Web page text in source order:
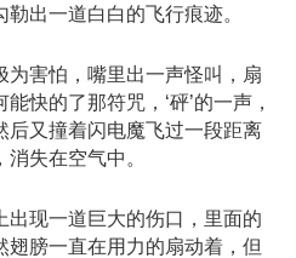
出一道白白的飞行痕迹。
害怕，嘴里出一声怪叫，扇
快的了那符咒，‘砰’的一声，
后又撞着闪电魔飞过一段距离
失在空气中。
现一道巨大的伤口，里面的
膀一直在用力的扇动着，但